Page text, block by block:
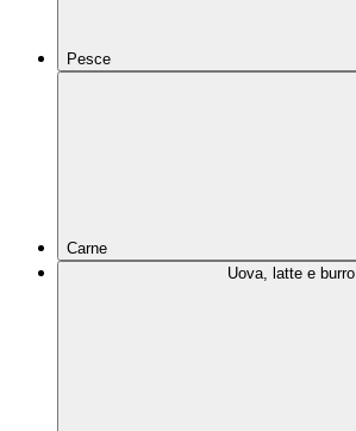
Pesce
Carne
Uova, latte e burro